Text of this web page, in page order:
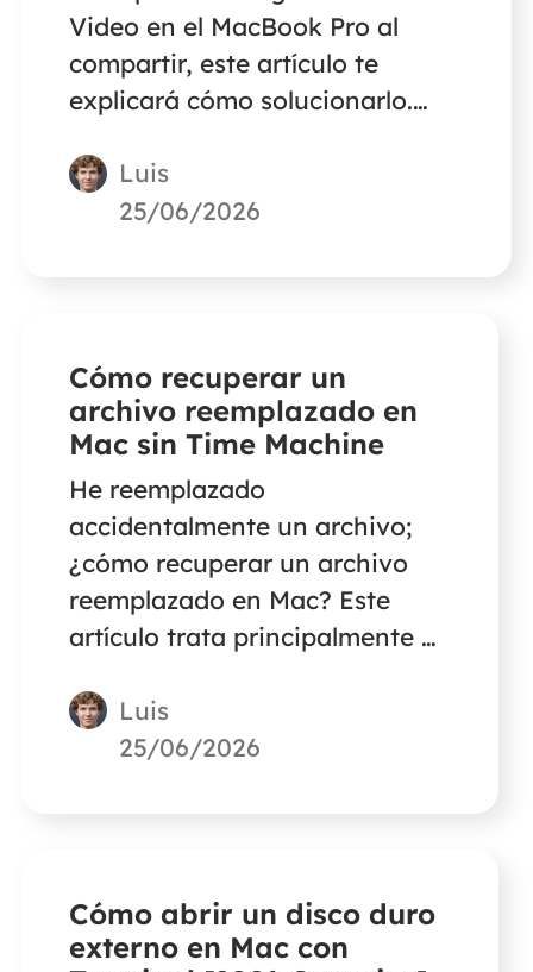
Video en el MacBook Pro al
compartir, este artículo te
explicará cómo solucionarlo.
sobre cómo solucionar el
problema de la pantalla negra
Luis
25/06/2026
Cómo recuperar un
archivo reemplazado en
Mac sin Time Machine
He reemplazado
accidentalmente un archivo;
¿cómo recuperar un archivo
reemplazado en Mac? Este
artículo trata principalmente de
archivos reemplazados o
sobrescritos sin máquina del
Luis
25/06/2026
Cómo abrir un disco duro
externo en Mac con